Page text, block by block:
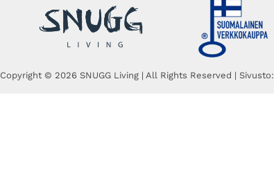
Copyright © 2026 SNUGG Living | All Rights Reserved | Sivusto: